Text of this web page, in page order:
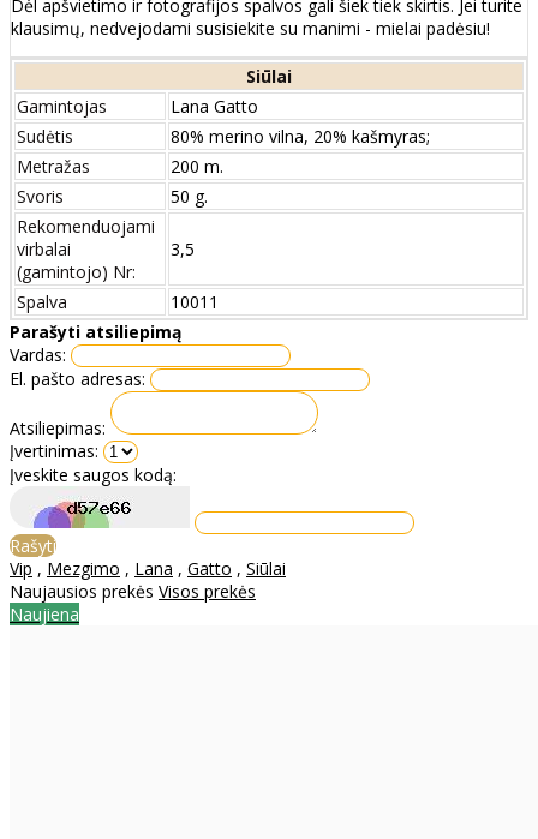
Dėl apšvietimo ir fotografijos spalvos gali šiek tiek skirtis. Jei turite
klausimų, nedvejodami susisiekite su manimi - mielai padėsiu!
Siūlai
Gamintojas
Lana Gatto
Sudėtis
80% merino vilna, 20% kašmyras;
Metražas
200 m.
Svoris
50 g.
Rekomenduojami
virbalai
(gamintojo) Nr:
3,5
Spalva
10011
Parašyti atsiliepimą
Vardas:
El. pašto adresas:
Atsiliepimas:
Įvertinimas:
Įveskite saugos kodą:
Rašyti
Vip , Mezgimo , Lana , Gatto , Siūlai
Naujausios prekės Visos prekės
Naujiena